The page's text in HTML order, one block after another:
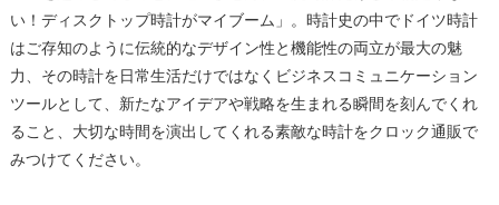
い！ディスクトップ時計がマイブーム」。時計史の中でドイツ時計
はご存知のように伝統的なデザイン性と機能性の両立が最大の魅
力、その時計を日常生活だけではなくビジネスコミュニケーション
ツールとして、新たなアイデアや戦略を生まれる瞬間を刻んでくれ
ること、大切な時間を演出してくれる素敵な時計をクロック通販で
みつけてください。